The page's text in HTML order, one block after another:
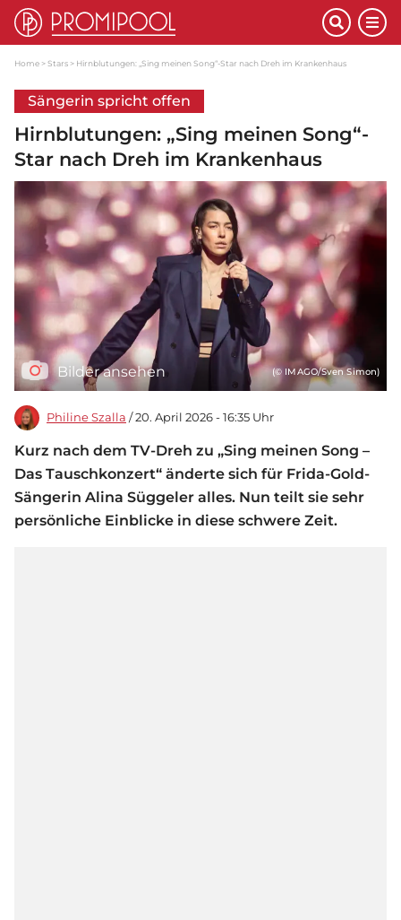
Home Stars Hirnblutungen: „Sing meinen Song“-Star nach Dreh im Krankenhaus
Sängerin spricht offen
Hirnblutungen: „Sing meinen Song“-
Star nach Dreh im Krankenhaus
Bilder ansehen (© IMAGO/Sven Simon)
Philine Szalla / 20. April 2026 - 16:35 Uhr
Kurz nach dem TV-Dreh zu „Sing meinen Song –
Das Tauschkonzert“ änderte sich für Frida-Gold-
Sängerin Alina Süggeler alles. Nun teilt sie sehr
persönliche Einblicke in diese schwere Zeit.